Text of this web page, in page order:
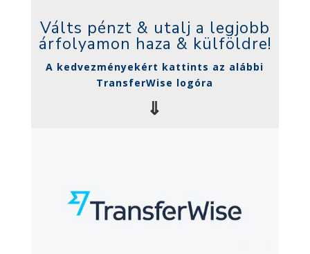
Válts pénzt & utalj a legjobb
árfolyamon haza & külföldre!
A kedvezményekért kattints az alábbi
TransferWise logóra
⇓